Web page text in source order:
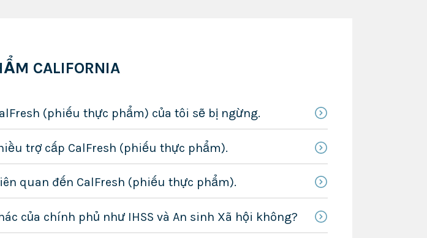
CALIFORNIA
(phiếu thực phẩm) của tôi sẽ bị ngừng.
trợ cấp CalFresh (phiếu thực phẩm).
quan đến CalFresh (phiếu thực phẩm).
của chính phủ như IHSS và An sinh Xã hội không?